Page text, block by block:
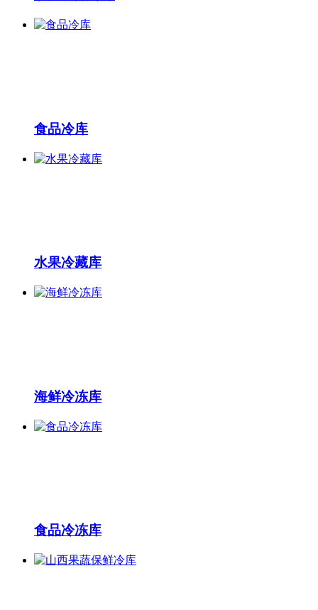
食品冷库
水果冷藏库
海鲜冷冻库
食品冷冻库